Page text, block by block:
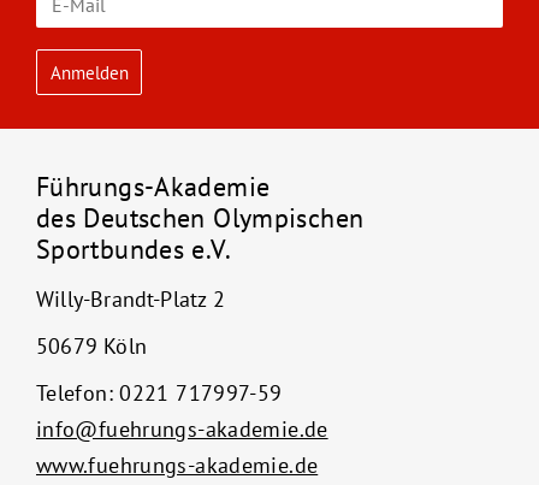
Führungs-Akademie
des Deutschen Olympischen
Sportbundes e.V.
Willy-Brandt-Platz 2
50679 Köln
Telefon: 0221 717997-59
info@fuehrungs-akademie.de
www.fuehrungs-akademie.de